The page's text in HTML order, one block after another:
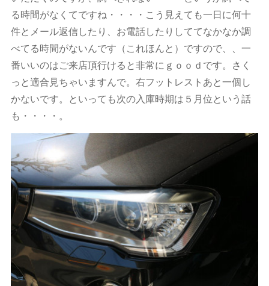
る時間がなくてですね・・・・こう見えても一日に何十
件とメール返信したり、お電話したりしててなかなか調
べてる時間がないんです（これほんと）ですので、、一
番いいのはご来店頂行けると非常にｇｏｏｄです。さく
っと適合見ちゃいますんで。右フットレストあと一個し
かないです。といっても次の入庫時期は５月位という話
も・・・・。